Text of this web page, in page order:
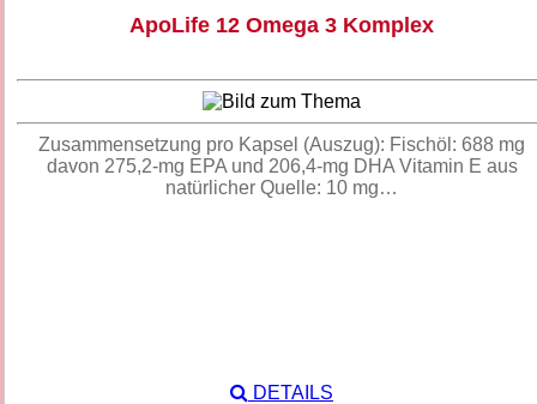
ApoLife 12 Omega 3 Komplex
Zusammensetzung pro Kapsel (Auszug): Fischöl: 688 mg
davon 275,2-mg EPA und 206,4-mg DHA Vitamin E aus
natürlicher Quelle: 10 mg…
DETAILS